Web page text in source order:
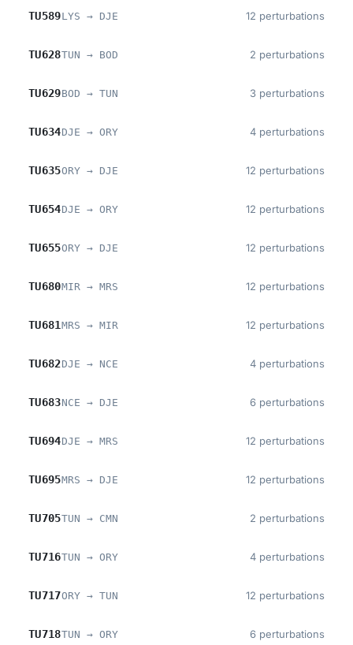
TU589LYS → DJE 12 perturbations
TU628TUN → BOD 2 perturbations
TU629BOD → TUN 3 perturbations
TU634DJE → ORY 4 perturbations
TU635ORY → DJE 12 perturbations
TU654DJE → ORY 12 perturbations
TU655ORY → DJE 12 perturbations
TU680MIR → MRS 12 perturbations
TU681MRS → MIR 12 perturbations
TU682DJE → NCE 4 perturbations
TU683NCE → DJE 6 perturbations
TU694DJE → MRS 12 perturbations
TU695MRS → DJE 12 perturbations
TU705TUN → CMN 2 perturbations
TU716TUN → ORY 4 perturbations
TU717ORY → TUN 12 perturbations
TU718TUN → ORY 6 perturbations